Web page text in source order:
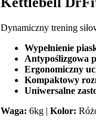
Dynamiczny trening
Wypełnienie
Antypoślizgowa
Ergonomiczny
Kompaktowy
Uniwersalne
Waga: 6kg | Kolor: